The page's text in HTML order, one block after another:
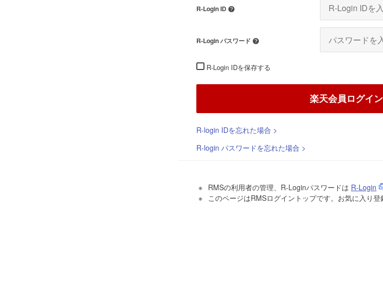
R-Login ID
R-Login パスワード
R-Login IDを保存する
楽天会員ログイ
R-login IDを忘れた場合 >
R-login パスワードを忘れた場合 >
RMSの利用者の管理、R-Loginパスワードは R-Login
このページはRMSログイントップです。お気に入り登